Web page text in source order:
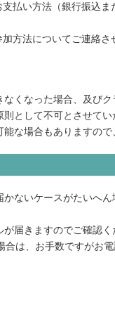
払い方法（銀行振込
方法についてご連絡さ
くなった場合、及び
として不可とさせて
な場合もありますので
ないケースがたいへ
届きますのでご確認
は、お手数ですがお